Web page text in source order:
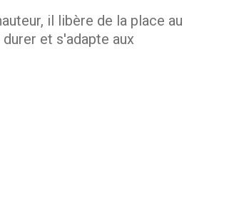
il libère de la place au
et s'adapte aux